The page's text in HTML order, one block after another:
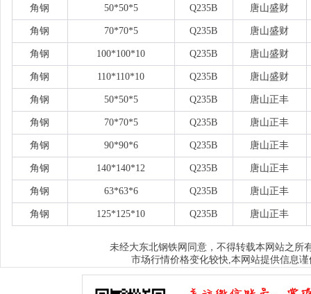
角钢 50*50*5 Q235B 唐山盛财
角钢 70*70*5 Q235B 唐山盛财
角钢 100*100*10 Q235B 唐山盛财
角钢 110*110*10 Q235B 唐山盛财
角钢 50*50*5 Q235B 唐山正丰
角钢 70*70*5 Q235B 唐山正丰
角钢 90*90*6 Q235B 唐山正丰
角钢 140*140*12 Q235B 唐山正丰
角钢 63*63*6 Q235B 唐山正丰
角钢 125*125*10 Q235B 唐山正丰
未经大东北钢铁网 同意，不得转载本网站之所
市场行情价格变化较快,本网站提供信息